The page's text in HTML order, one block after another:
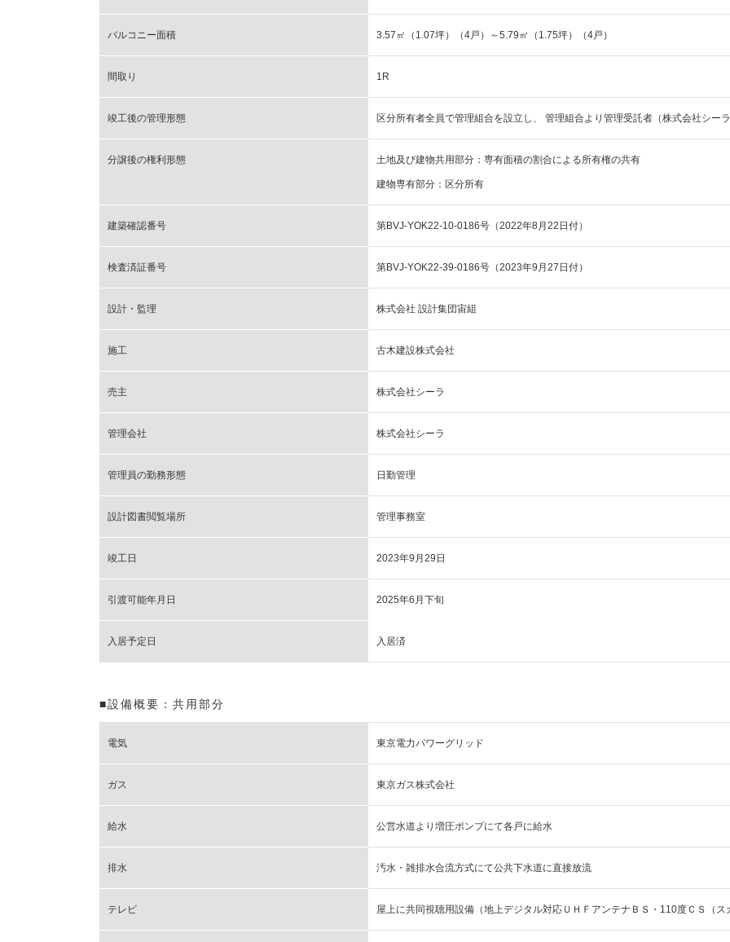
バルコニー面積 3.57㎡（1.07坪）（4戸）～5.79㎡（1.75坪）（4戸）
間取り 1R
竣工後の管理形態 区分所有者全員で管理組合を設立し、 管理組合より管理受託者（株式会社シー
分譲後の権利形態 土地及び建物共用部分：専有面積の割合による所有権の共有
建物専有部分：区分所有
建築確認番号 第BVJ-YOK22-10-0186号（2022年8月22日付）
検査済証番号 第BVJ-YOK22-39-0186号（2023年9月27日付）
設計・監理 株式会社 設計集団宙組
施工 古木建設株式会社
売主 株式会社シーラ
管理会社 株式会社シーラ
管理員の勤務形態 日勤管理
設計図書閲覧場所 管理事務室
竣工日 2023年9月29日
引渡可能年月日 2025年6月下旬
入居予定日 入居済
■設備概要：共用部分
電気 東京電力パワーグリッド
ガス 東京ガス株式会社
給水 公営水道より増圧ポンプにて各戸に給水
排水 汚水・雑排水合流方式にて公共下水道に直接放流
テレビ 屋上に共同視聴用設備（地上デジタル対応ＵＨＦアンテナＢＳ・110度ＣＳ（